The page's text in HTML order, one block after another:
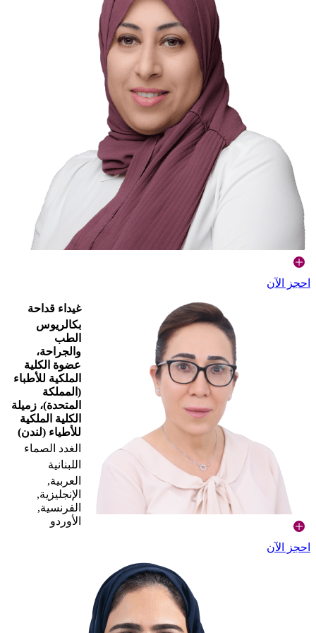
احجز الآن
غيداء قداحة
بكالريوس
الطب
والجراحة،
عضوة الكلية
الملكية للأطباء
(المملكة
المتحدة)، زميلة
الكلية الملكية
للأطياء (لندن)
الغدد الصماء
اللبنانية
العربية,
الإنجليزية,
الفرنسية,
الأوردو
احجز الآن